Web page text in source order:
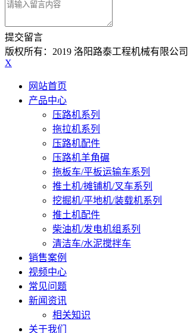
提交留言
版权所有：2019 洛阳路泰工程机械有限公司
X
网站首页
产品中心
压路机系列
拖拉机系列
压路机配件
压路机羊角碾
拖板车/平板运输车系列
推土机/摊铺机/叉车系列
挖掘机/平地机/装载机系列
推土机配件
柴油机/发电机组系列
清洁车/水泥搅拌车
销售案例
视频中心
常见问题
新闻资讯
相关知识
关于我们